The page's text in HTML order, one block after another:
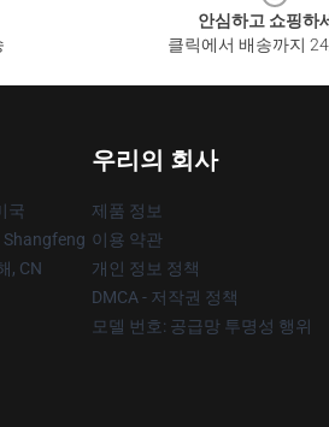
안심하고 쇼핑하
클릭에서 배송까지
국
Shangfeng
, CN
우리의 회사
제품 정보
이용 약관
개인 정보 정책
DMCA - 저작권 정책
모델 번호: 공급망 투명성 행위